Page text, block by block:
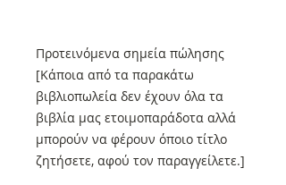
Προτεινόμενα σημεία πώλησης
[Κάποια από τα παρακάτω
βιβλιοπωλεία δεν έχουν όλα τα
βιβλία μας ετοιμοπαράδοτα αλλά
μπορούν να φέρουν όποιο τίτλο
ζητήσετε, αφού τον παραγγείλετε.]